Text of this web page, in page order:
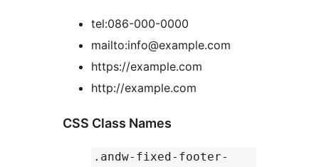
tel:086-000-0000
mailto:info@example.com
https://example.com
http://example.com
CSS Class Names
.andw-fixed-footer-